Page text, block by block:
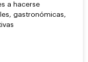
a hacerse
gastronómicas,